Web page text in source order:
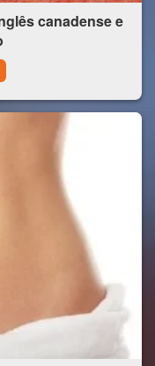
canadense e